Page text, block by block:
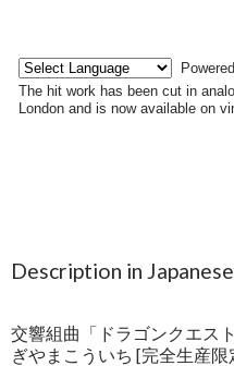
Description in Japanese
交響組曲「ドラゴンクエス
ぎやまこういち [完全生産